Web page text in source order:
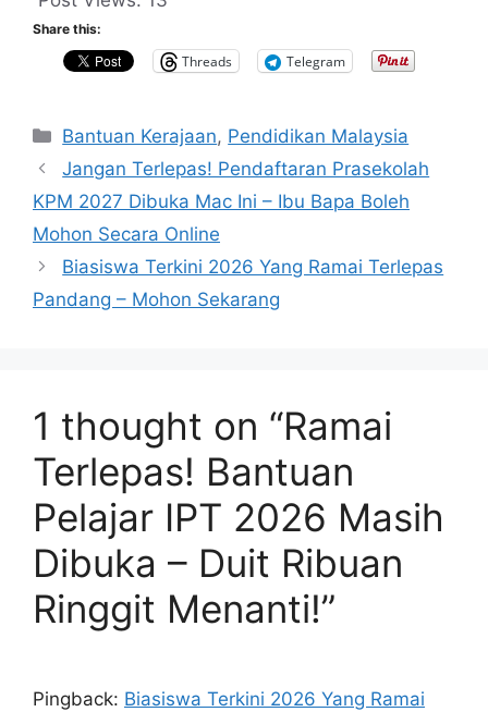
Share this:
Threads Telegram
Categories
Bantuan Kerajaan, Pendidikan Malaysia
Jangan Terlepas! Pendaftaran Prasekolah
KPM 2027 Dibuka Mac Ini – Ibu Bapa Boleh
Mohon Secara Online
Biasiswa Terkini 2026 Yang Ramai Terlepas
Pandang – Mohon Sekarang
1 thought on “Ramai
Terlepas! Bantuan
Pelajar IPT 2026 Masih
Dibuka – Duit Ribuan
Ringgit Menanti!”
Pingback: Biasiswa Terkini 2026 Yang Ramai